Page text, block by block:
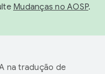
Mudanças no AOSP.
na tradução de